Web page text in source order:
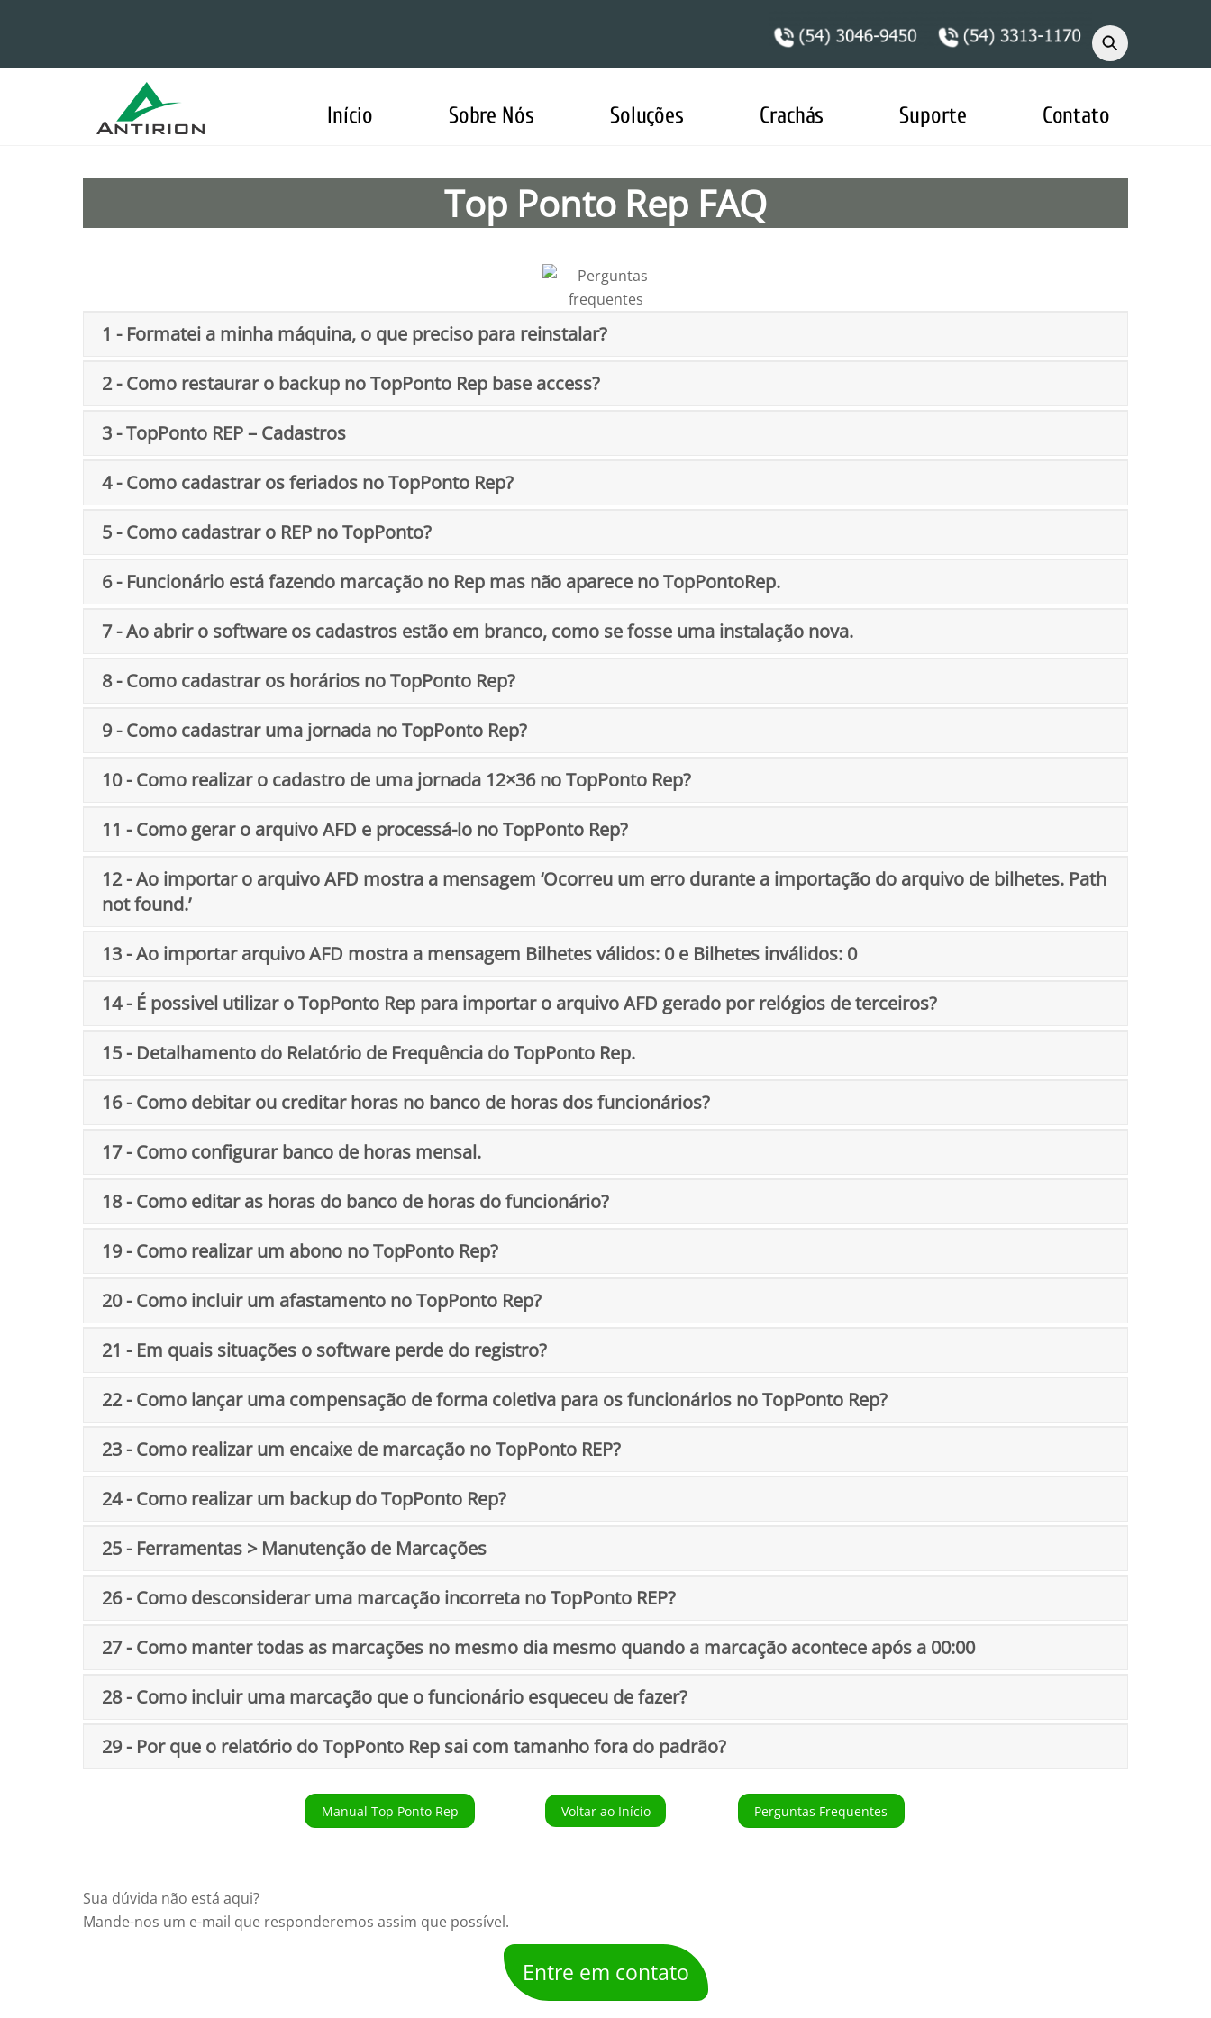
Início Sobre Nós Soluções Crachás Suporte Contato
Top Ponto Rep FAQ
1 - Formatei a minha máquina, o que preciso para reinstalar?
2 - Como restaurar o backup no TopPonto Rep base access?
3 - TopPonto REP – Cadastros
4 - Como cadastrar os feriados no TopPonto Rep?
5 - Como cadastrar o REP no TopPonto?
6 - Funcionário está fazendo marcação no Rep mas não aparece no TopPontoRep.
7 - Ao abrir o software os cadastros estão em branco, como se fosse uma instalação nova.
8 - Como cadastrar os horários no TopPonto Rep?
9 - Como cadastrar uma jornada no TopPonto Rep?
10 - Como realizar o cadastro de uma jornada 12×36 no TopPonto Rep?
11 - Como gerar o arquivo AFD e processá-lo no TopPonto Rep?
12 - Ao importar o arquivo AFD mostra a mensagem ‘Ocorreu um erro durante a importação do arquivo de bilhetes. Path
not found.’
13 - Ao importar arquivo AFD mostra a mensagem Bilhetes válidos: 0 e Bilhetes inválidos: 0
14 - É possivel utilizar o TopPonto Rep para importar o arquivo AFD gerado por relógios de terceiros?
15 - Detalhamento do Relatório de Frequência do TopPonto Rep.
16 - Como debitar ou creditar horas no banco de horas dos funcionários?
17 - Como configurar banco de horas mensal.
18 - Como editar as horas do banco de horas do funcionário?
19 - Como realizar um abono no TopPonto Rep?
20 - Como incluir um afastamento no TopPonto Rep?
21 - Em quais situações o software perde do registro?
22 - Como lançar uma compensação de forma coletiva para os funcionários no TopPonto Rep?
23 - Como realizar um encaixe de marcação no TopPonto REP?
24 - Como realizar um backup do TopPonto Rep?
25 - Ferramentas > Manutenção de Marcações
26 - Como desconsiderar uma marcação incorreta no TopPonto REP?
27 - Como manter todas as marcações no mesmo dia mesmo quando a marcação acontece após a 00:00
28 - Como incluir uma marcação que o funcionário esqueceu de fazer?
29 - Por que o relatório do TopPonto Rep sai com tamanho fora do padrão?
Manual Top Ponto Rep Voltar ao Início Perguntas Frequentes
Sua dúvida não está aqui?
Mande-nos um e-mail que responderemos assim que possível.
Entre em contato